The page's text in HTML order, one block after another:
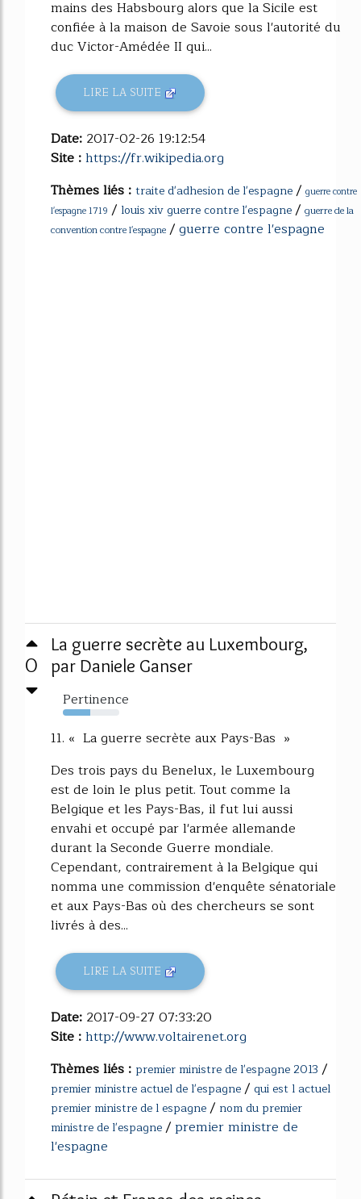
mains des Habsbourg alors que la Sicile est
confiée à la maison de Savoie sous l'autorité du
duc Victor-Amédée II qui...
LIRE LA SUITE
Date: 2017-02-26 19:12:54
Site :https://fr.wikipedia.org
Thèmes liés : traite d'adhesion de l'espagne/ guerre contre
l'espagne 1719 / louis xiv guerre contre l'espagne/ guerre de la
convention contre l'espagne /guerre contre l'espagne
0
La guerre secrète au Luxembourg,
par Daniele Ganser
Pertinence
49%
11. « La guerre secrète aux Pays-Bas »
Des trois pays du Benelux, le Luxembourg
est de loin le plus petit. Tout comme la
Belgique et les Pays-Bas, il fut lui aussi
envahi et occupé par l'armée allemande
durant la Seconde Guerre mondiale.
Cependant, contrairement à la Belgique qui
nomma une commission d'enquête sénatoriale
et aux Pays-Bas où des chercheurs se sont
livrés à des...
LIRE LA SUITE
Date: 2017-09-27 07:33:20
Site :http://www.voltairenet.org
Thèmes liés : premier ministre de l'espagne 2013 /
premier ministre actuel de l'espagne/ qui est l actuel
premier ministre de l espagne/ nom du premier
ministre de l'espagne/premier ministre de
l'espagne